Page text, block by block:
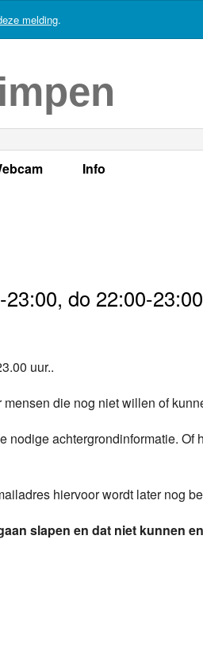
melding.
Info
do 22:00-
uur..
die nog niet willen of
nodige achtergrondinformatie. Of
hiervoor wordt later nog
slapen en dat niet kunnen